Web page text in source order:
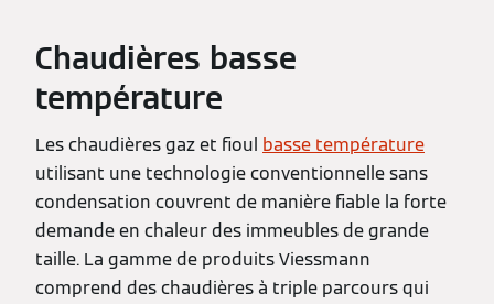
Chaudières basse
température
Les chaudières gaz et fioul basse température
utilisant une technologie conventionnelle sans
condensation couvrent de manière fiable la forte
demande en chaleur des immeubles de grande
taille. La gamme de produits Viessmann
comprend des chaudières à triple parcours qui